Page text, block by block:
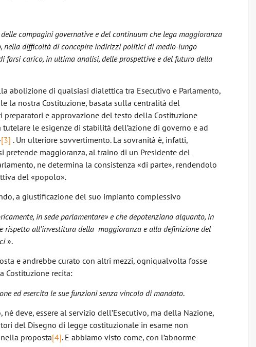
Relazione:
compagini governative e del continuum che lega maggioranza
nella difficoltà di concepire indirizzi politici di medio-lungo
farsi carico, in ultima analisi, delle prospettive e del futuro della
abolizione di qualsiasi dialettica tra Esecutivo e Parlamento,
la nostra Costituzione, basata sulla centralità del
preparatori e approvazione del testo della Costituzione
le esigenze di stabilità dell’azione di governo e ad
[3] . Un ulteriore sovvertimento. La sovranità è, infatti,
maggioranza, al traino di un Presidente del
ne determina la consistenza «di parte», rendendolo
del «popolo».
a giustificazione del suo impianto complessivo
in sede parlamentare» e che depotenziano alquanto, in
rispetto all’investitura della maggioranza e alla definizione del
».
e andrebbe curato con altri mezzi, ogniqualvolta fosse
Costituzione recita:
ed esercita le sue funzioni senza vincolo di mandato.
deve, essere al servizio dell’Esecutivo, ma della Nazione,
del Disegno di legge costituzionale in esame non
proposta[4]. E abbiamo visto come, con l’abnorme